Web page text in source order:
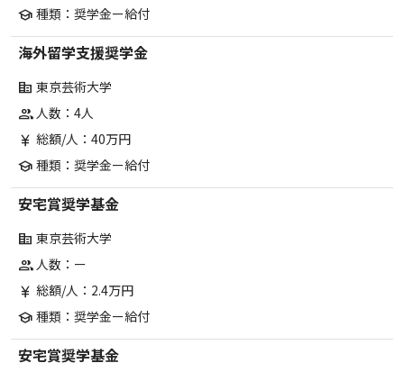
school 種類：奨学金ー給付
海外留学支援奨学金
corporate_fare 東京芸術大学
group人数：4人
currency_yen 総額/人：40万円
school 種類：奨学金ー給付
安宅賞奨学基金
corporate_fare 東京芸術大学
group人数：ー
currency_yen 総額/人：2.4万円
school 種類：奨学金ー給付
安宅賞奨学基金